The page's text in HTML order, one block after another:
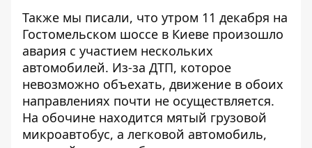
Также мы писали, что утром 11 декабря на
Гостомельском шоссе в Киеве произошло
авария с участием нескольких
автомобилей. Из-за ДТП, которое
невозможно объехать, движение в обоих
направлениях почти не осуществляется.
На обочине находится мятый грузовой
микроавтобус, а легковой автомобиль,